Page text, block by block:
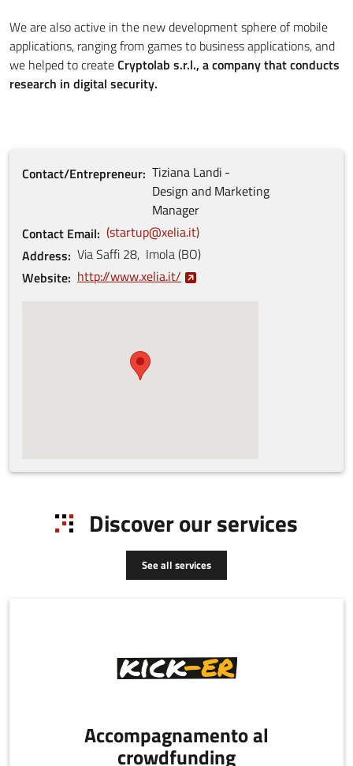
We are also active in the new development sphere of mobile
applications, ranging from games to business applications, and
we helped to createCryptolab s.r.l., a company that conducts
research in digital security.
Contact/Entrepreneur Tiziana Landi
Design and Marketing
Manager
Contact Email
startup@xelia.it
Address Via Saffi 28, Imola(BO)
Website http://www.xelia.it/
Discover our services
See all services
Accompagnamento al
crowdfunding